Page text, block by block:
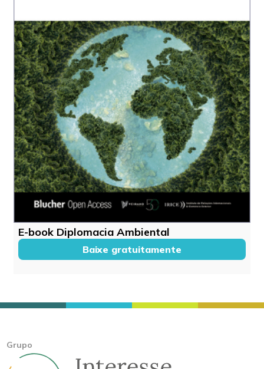
E-book Diplomacia Ambiental
Baixe gratuitamente
Grupo